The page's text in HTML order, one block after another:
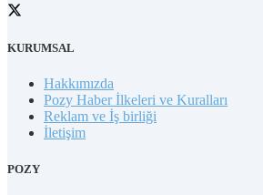
KURUMSAL
Hakkımızda
Pozy Haber İlkeleri ve Kuralları
Reklam ve İş birliği
İletişim
POZY